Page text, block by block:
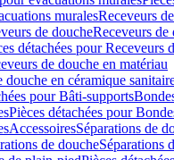
muralesReceveurs
de doucheReceveurs de
détachées pour Receveurs
de douche en matériau
douche en céramique
pour Bâti-supports
Pièces détachées pour
AccessoiresSéparations de
de doucheSéparations